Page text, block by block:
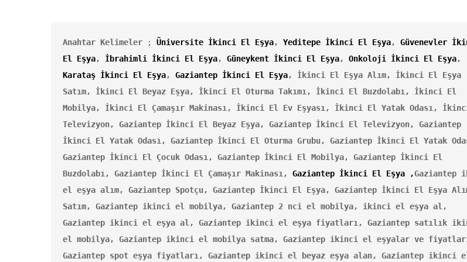
Anahtar Kelimeler ; Üniversite İkinci El Eşya, Yeditepe İkinci El Eşya, Güvenevler
El Eşya, İbrahimli İkinci El Eşya, Güneykent İkinci El Eşya, Onkoloji İkinci El Eşya
Karataş İkinci El Eşya, Gaziantep İkinci El Eşya,
İkinci El Eşya Alım, İkinci El Eşya
Satım, İkinci El Beyaz Eşya, İkinci El Oturma Takımı, İkinci El Buzdolabı, İkinci El
Mobilya, İkinci El Çamaşır Makinası,
İkinci El Ev Eşyası, İkinci El Yatak Odası,
Televizyon, Gaziantep İkinci El Beyaz Eşya, Gaziantep İkinci El Televizyon, Gaziantep
İkinci El Yatak Odası, Gaziantep İkinci El Oturma Grubu, Gaziantep İkinci El Yatak
Gaziantep İkinci El Çocuk Odası, Gaziantep İkinci El Mobilya, Gaziantep İkinci El
Buzdolabı, Gaziantep İkinci El Çamaşır Makinası, Gaziantep İkinci El Eşya ,Gaziantep
el eşya alım, Gaziantep Spotçu, Gaziantep İkinci El Eşya, Gaziantep İkinci El Eşya
Satım, Gaziantep ikinci el mobilya, Gaziantep 2 nci el mobilya, ikinci el eşya al,
Gaziantep ikinci el eşya al, Gaziantep ikinci el eşya fiyatları, Gaziantep satılık
el mobilya, Gaziantep ikinci el mobilya satma, Gaziantep ikinci el eşyalar ve
Gaziantep spot eşya fiyatları, Gaziantep ikinci el beyaz eşya alan, Gaziantep ikinci